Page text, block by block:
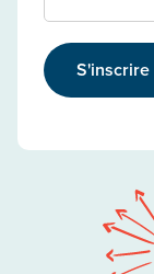
S'inscrire